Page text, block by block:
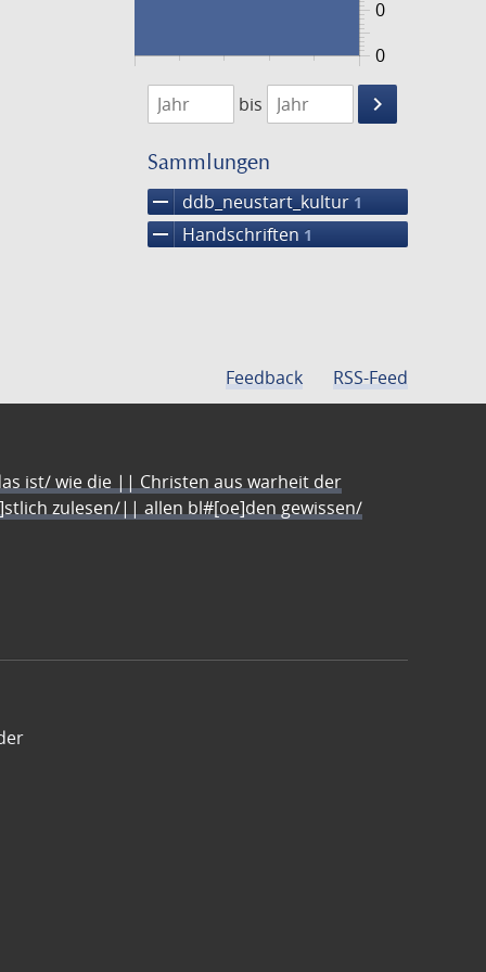
0
0
1474
1475
bis
keyboard_arrow_right
Suche
Sammlungen
remove ddb_neustart_kultur 1
remove Handschriften 1
Feedback RSS-Feed
ist/ wie die || Christen aus warheit der
zulesen/|| allen bl#[oe]den gewissen/